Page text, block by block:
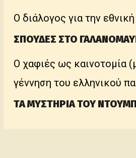
Ο διάλογος για την
ΣΠΟΥΔΕΣ ΣΤΟ
O χαφιές ως καινοτομία
γέννηση του ελληνικού
ΤΑ ΜΥΣΤΗΡΙΑ ΤΟΥ